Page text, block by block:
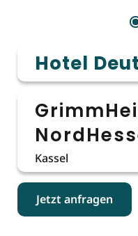
Hotel
Kassel
Jetzt anfragen